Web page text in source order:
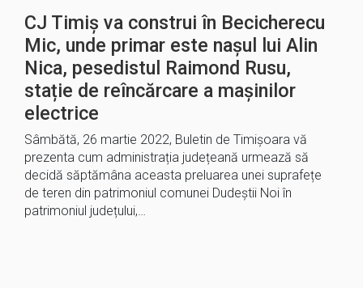
CJ Timiș va construi în Becicherecu
Mic, unde primar este nașul lui Alin
Nica, pesedistul Raimond Rusu,
stație de reîncărcare a mașinilor
electrice
Sâmbătă, 26 martie 2022, Buletin de Timișoara vă
prezenta cum administrația județeană urmează să
decidă săptămâna aceasta preluarea unei suprafețe
de teren din patrimoniul comunei Dudeștii Noi în
patrimoniul județului,…